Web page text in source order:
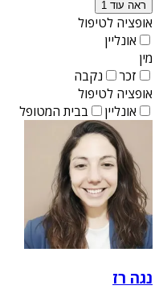
ראה עוד 1
אופציה לטיפול
אונליין
מין
זכר
נקבה
אופציה לטיפול
אונליין
בבית המטופל
נגה רז